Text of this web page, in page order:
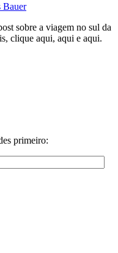
Bauer
sobre a viagem no sul da
clique aqui, aqui e aqui.
primeiro: